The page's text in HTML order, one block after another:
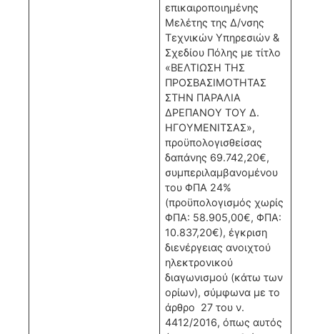
επικαιροποιημένης
Μελέτης της Δ/νσης
Τεχνικών Υπηρεσιών &
Σχεδίου Πόλης με τίτλο
«ΒΕΛΤΙΩΣΗ ΤΗΣ
ΠΡΟΣΒΑΣΙΜΟΤΗΤΑΣ
ΣΤΗΝ ΠΑΡΑΛΙΑ
ΔΡΕΠΑΝΟΥ ΤΟΥ Δ.
ΗΓΟΥΜΕΝΙΤΣΑΣ»,
προϋπολογισθείσας
δαπάνης 69.742,20€,
συμπεριλαμβανομένου
του ΦΠΑ 24%
(προϋπολογισμός χωρίς
ΦΠΑ: 58.905,00€, ΦΠΑ:
10.837,20€), έγκριση
διενέργειας ανοιχτού
ηλεκτρονικού
διαγωνισμού (κάτω των
ορίων), σύμφωνα με το
άρθρο 27 του ν.
4412/2016, όπως αυτός